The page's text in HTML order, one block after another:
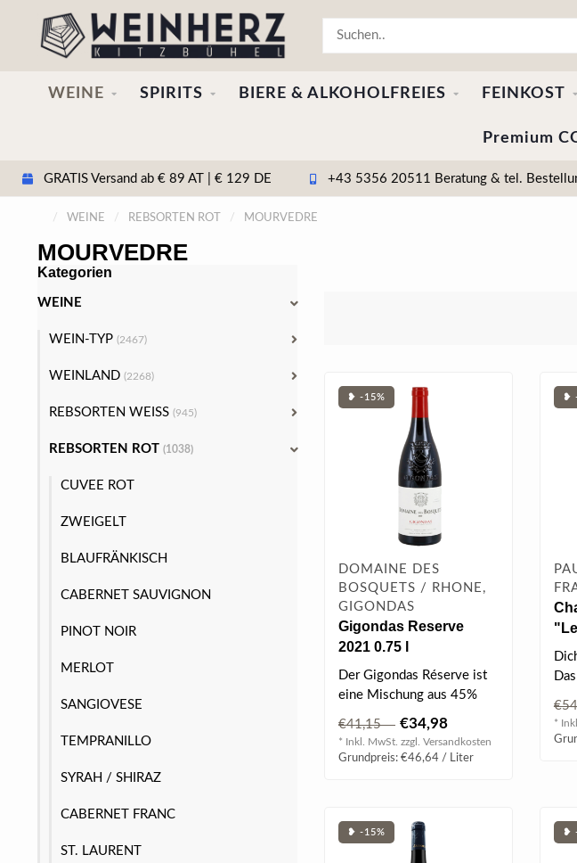
WEINE SPIRITS BIERE & ALKOHOLFREIES FEINKOST
Premium
GRATIS Versand ab € 89 AT | € 129 DE +43 5356 20511 Beratung & tel.
/ WEINE / REBSORTEN ROT / MOURVEDRE
MOURVEDRE
Kategorien
WEINE
WEIN-TYP (2467)
WEINLAND (2268)
REBSORTEN WEISS (945)
REBSORTEN ROT (1038)
CUVEE ROT
ZWEIGELT
BLAUFRÄNKISCH
CABERNET SAUVIGNON
PINOT NOIR
MERLOT
SANGIOVESE
TEMPRANILLO
SYRAH / SHIRAZ
CABERNET FRANC
ST. LAURENT
❥ -15%
DOMAINE DES
BOSQUETS / RHONE,
GIGONDAS
Gigondas Reserve
2021 0.75 l
Der Gigondas Réserve ist
eine Mischung aus 45%
Mourvè..
€41,15 €34,98
* Inkl. MwSt. zzgl. Versandkosten
Grundpreis: €46,64 / Liter
❥
l
*
❥ -15% ❥